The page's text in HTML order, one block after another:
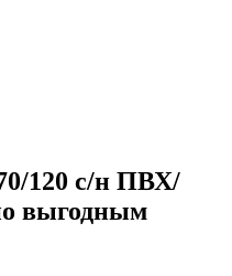
120 с/н ПВХ/
выгодным